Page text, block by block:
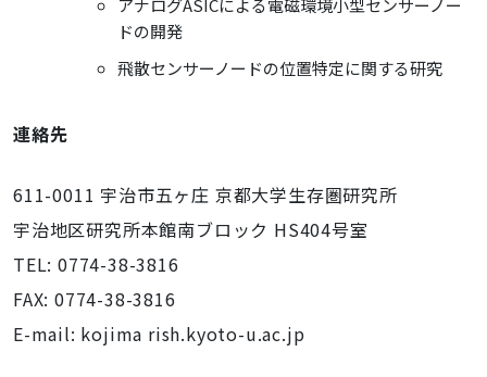
ドの開発
飛散センサーノードの位置特定に関する研究
連絡先
611-0011 宇治市五ヶ庄 京都大学生存圏研究所
宇治地区研究所本館南ブロック HS404号室
TEL: 0774-38-3816
FAX: 0774-38-3816
E-mail: kojima rish.kyoto-u.ac.jp